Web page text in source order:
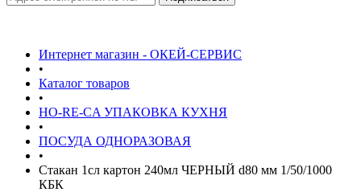
Интернет магазин - ОКЕЙ-СЕРВИС
•
Каталог товаров
•
HO-RE-CA УПАКОВКА КУХНЯ
•
ПОСУДА ОДНОРАЗОВАЯ
•
Стакан 1сл картон 240мл ЧЕРНЫЙ d80 мм 1/50/1000
КБК